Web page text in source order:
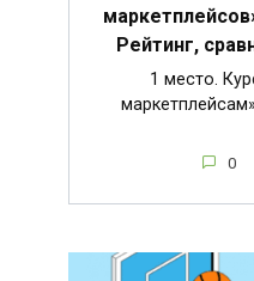
Рейтинг,
1 место.
0